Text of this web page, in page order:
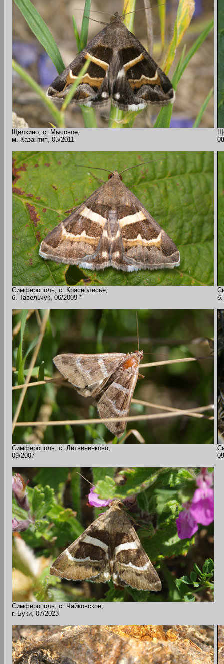
Щёлкино, с. Мысовое,
м. Казантип, 05/2011
Симферополь, с. Краснолесье,
б. Тавельчук, 06/2009 *
б.
Симферополь, с. Литвиненково,
09/2007
Симферополь, с. Чайковское,
г. Буки, 07/2023